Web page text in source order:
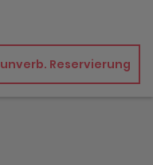
unverb. Reservierung